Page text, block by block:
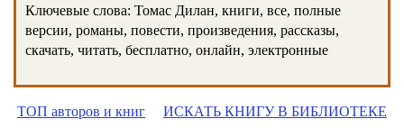
Ключевые слова: Томас Дилан, книги, все, полные
версии, романы, повести, произведения, рассказы,
скачать, читать, бесплатно, онлайн, электронные
ТОП авторов и книг ИСКАТЬ КНИГУ В БИБЛИОТЕКЕ